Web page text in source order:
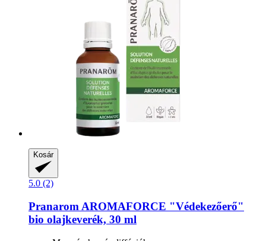
Kosár
5.0 (2)
Pranarom AROMAFORCE "Védekezőerő"
bio olajkeverék, 30 ml